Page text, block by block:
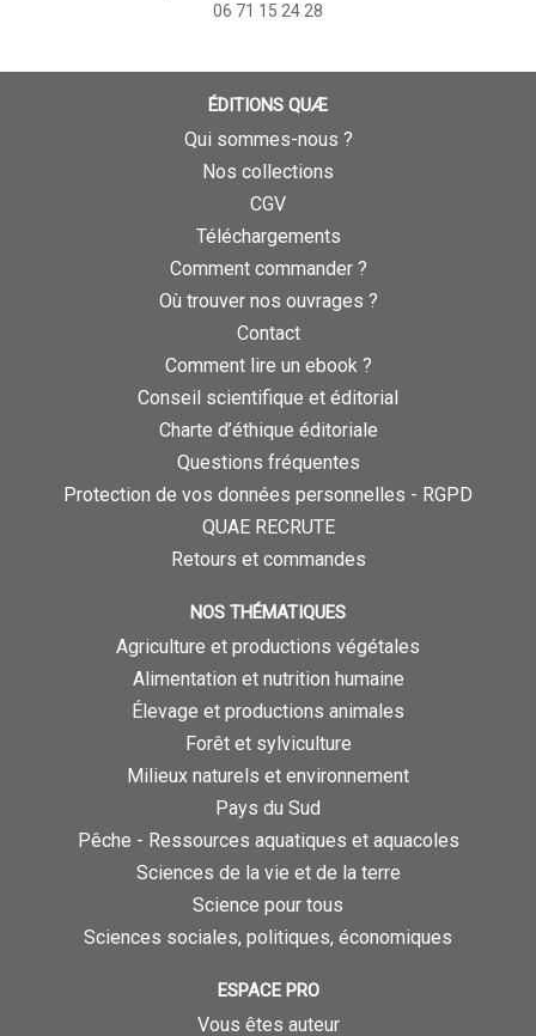
06 71 15 24 28
ÉDITIONS QUÆ
Qui sommes-nous ?
Nos collections
CGV
Téléchargements
Comment commander ?
Où trouver nos ouvrages ?
Contact
Comment lire un ebook ?
Conseil scientifique et éditorial
Charte d’éthique éditoriale
Questions fréquentes
Protection de vos données personnelles - RGPD
QUAE RECRUTE
Retours et commandes
NOS THÉMATIQUES
Agriculture et productions végétales
Alimentation et nutrition humaine
Élevage et productions animales
Forêt et sylviculture
Milieux naturels et environnement
Pays du Sud
Pêche - Ressources aquatiques et aquacoles
Sciences de la vie et de la terre
Science pour tous
Sciences sociales, politiques, économiques
ESPACE PRO
Vous êtes auteur